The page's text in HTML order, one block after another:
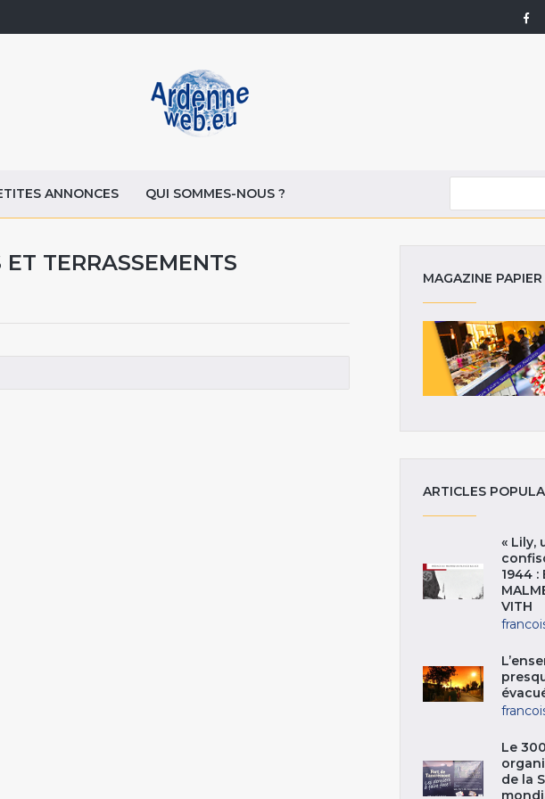
ANNONCES QUI SOMMES-NOUS ?
TERRASSEMENTS
MAGAZINE PAPIER
ARTICLES
« Lily,
1944
VITH
Le
de la